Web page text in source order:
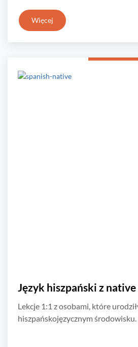
Więcej
Język hiszpański z
Lekcje 1:1 z osobami, które
hiszpańskojęzycznym środowisku.